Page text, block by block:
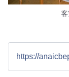
https://